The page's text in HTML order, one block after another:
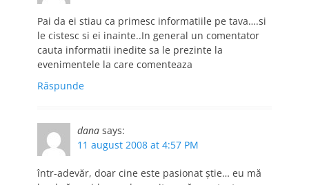
Pai da ei stiau ca primesc informatiile pe tava….si
le cistesc si ei inainte..In general un comentator
cauta informatii inedite sa le prezinte la
evenimentele la care comenteaza
Răspunde
dana says:
11 august 2008 at 4:57 PM
într-adevăr, doar cine este pasionat știe… eu mă